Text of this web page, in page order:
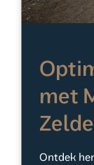
met
Ontdek